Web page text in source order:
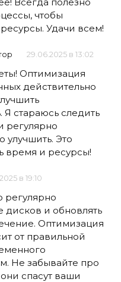
чтобы
Удачи всем!
29.06.2025 в 13:02
Оптимизация
действительно
Я стараюсь следить
регулярно
улучшить. Это
время и ресурсы!
в 19:10
регулярно
дисков и обновлять
Оптимизация
от правильной
Не забывайте про
спасут ваши